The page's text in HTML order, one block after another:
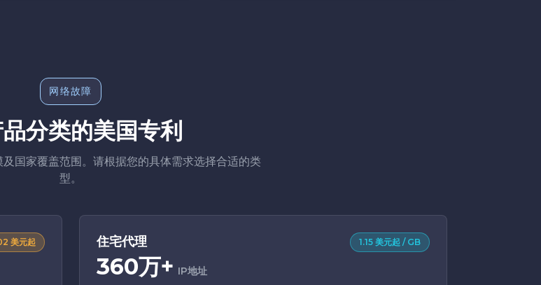
网络故障
分类的美国专利
国家覆盖范围。请根据您的具体需求选择合适的类
型。
美元起 住宅代理
360万+ IP地址
1.15 美元起 / GB